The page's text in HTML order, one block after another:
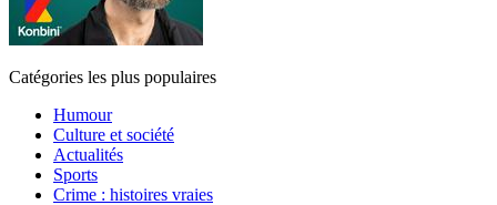
Catégories les plus populaires
Humour
Culture et société
Actualités
Sports
Crime : histoires vraies